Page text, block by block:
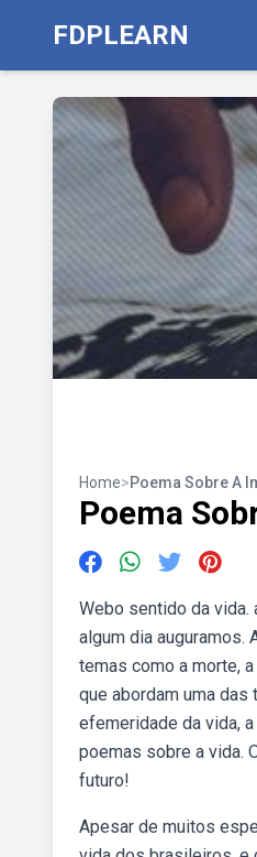
FDPLEARN
Home>Poema Sobre A
Poema
Webo sentido da
algum dia auguramos.
temas como a morte,
que abordam uma das
efemeridade da vida,
poemas sobre a vida.
futuro!
Apesar de muitos